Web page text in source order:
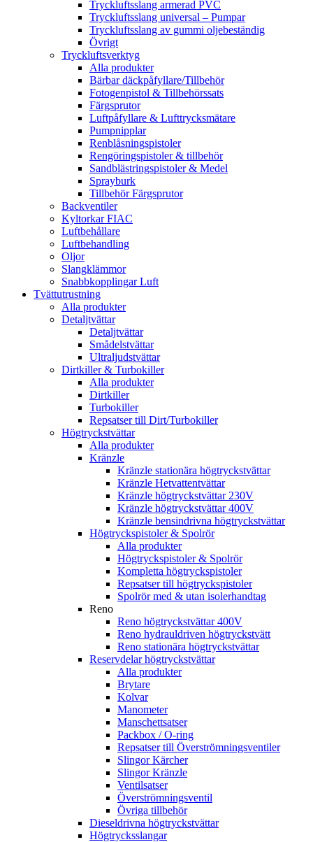
Tryckluftsslang armerad PVC
Tryckluftsslang universal – Pumpar
Tryckluftsslang av gummi oljebeständig
Övrigt
Tryckluftsverktyg
Alla produkter
Bärbar däckpåfyllare/Tillbehör
Fotogenpistol & Tillbehörssats
Färgsprutor
Luftpåfyllare & Lufttrycksmätare
Pumpnipplar
Renblåsningspistoler
Rengöringspistoler & tillbehör
Sandblästringspistoler & Medel
Sprayburk
Tillbehör Färgsprutor
Backventiler
Kyltorkar FIAC
Luftbehållare
Luftbehandling
Oljor
Slangklämmor
Snabbkopplingar Luft
Tvättutrustning
Alla produkter
Detaljtvättar
Detaljtvättar
Smådelstvättar
Ultraljudstvättar
Dirtkiller & Turbokiller
Alla produkter
Dirtkiller
Turbokiller
Repsatser till Dirt/Turbokiller
Högtryckstvättar
Alla produkter
Kränzle
Kränzle stationära högtryckstvättar
Kränzle Hetvattentvättar
Kränzle högtryckstvättar 230V
Kränzle högtryckstvättar 400V
Kränzle bensindrivna högtryckstvättar
Högtryckspistoler & Spolrör
Alla produkter
Högtryckspistoler & Spolrör
Kompletta högtryckspistoler
Repsatser till högtryckspistoler
Spolrör med & utan isolerhandtag
Reno
Reno högtryckstvättar 400V
Reno hydrauldriven högtryckstvätt
Reno stationära högtryckstvättar
Reservdelar högtryckstvättar
Alla produkter
Brytare
Kolvar
Manometer
Manschettsatser
Packbox / O-ring
Repsatser till Överströmningsventiler
Slingor Kärcher
Slingor Kränzle
Ventilsatser
Överströmningsventil
Övriga tillbehör
Dieseldrivna högtryckstvättar
Högtrycksslangar